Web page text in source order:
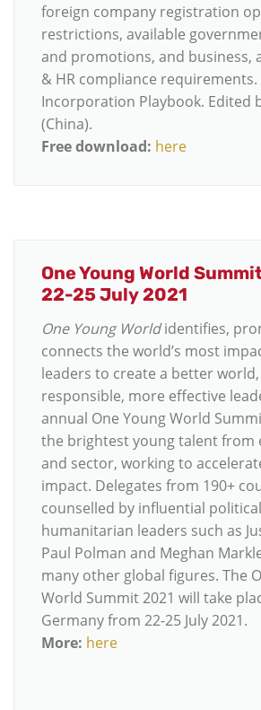
foreign company registration
restrictions, available
and promotions, and business,
& HR compliance requirements.
Incorporation Playbook. Edited
(China).
Free download: here
One Young World
22-25 July 2021
One Young Worldidentifies,
connects the world’s most
leaders to create a better
responsible, more effective
annual One Young World
the brightest young talent from
and sector, working to
impact. Delegates from 190+
counselled by influential
humanitarian leaders such as
Paul Polman and Meghan
many other global figures. The
World Summit 2021 will take
Germany from 22-25 July 2021.
More: here